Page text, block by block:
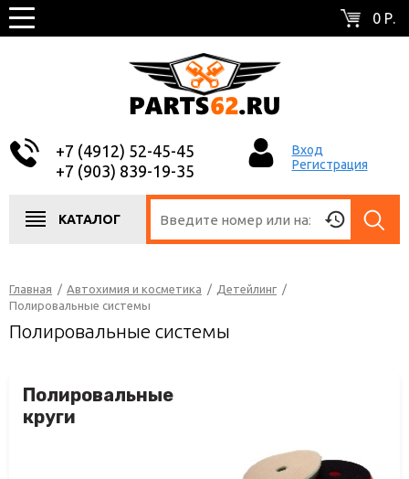
0 Р.
+7 (4912) 52-45-45
+7 (903) 839-19-35
Вход
Регистрация
КАТАЛОГ
Главная / Автохимия и косметика / Детейлинг /
Полировальные системы
Полировальные системы
Полировальные
круги